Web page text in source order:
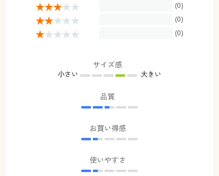
(0)
(0)
(0)
サイズ感
小さい 大きい
品質
お買い得感
使いやすさ